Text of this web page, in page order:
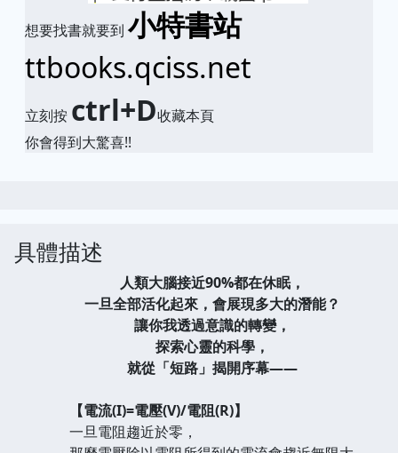
想要找書就要到 小特書站
ttbooks.qciss.net
立刻按 ctrl+D收藏本頁
你會得到大驚喜!!
具體描述
人類大腦接近90%都在休眠，
一旦全部活化起來，會展現多大的潛能？
讓你我透過意識的轉變，
探索心靈的科學，
就從「短路」揭開序幕——
【電流(I)=電壓(V)/電阻(R)】
一旦電阻趨近於零，